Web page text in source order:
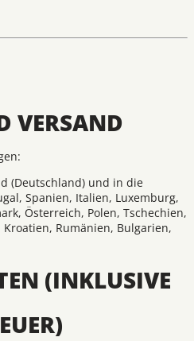
VERSAND
(Deutschland) und in die
Spanien, Italien, Luxemburg,
Österreich, Polen, Tschechien,
Rumänien, Bulgarien,
(INKLUSIVE